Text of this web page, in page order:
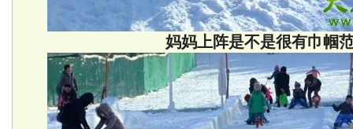
妈妈上阵是不是很有巾帼